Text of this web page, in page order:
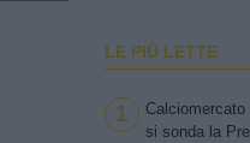
LE PIÙ LETTE
1
si sonda la